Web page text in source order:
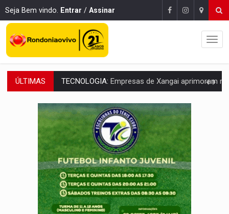
Seja Bem vindo. Entrar / Assinar
ÚLTIMAS PROTEGE A TERRA:China descobre como explodir asteroide com bomba
VÍDEO:Motociclista morre após bater na traseira de
PARECE UM NUGGET:Essa receita com frango virou o meu
EMPREENDEDORISMO:7 negócios que podem começar com pouco dinheiro e
GIGANTE DA AMÉRICA:Brasil reúne dimensão continental e posição
INDEPENDÊNCIA:10 dicas importantes para quem quer
VARCENA:Cientistas descobrem nova espécie de rã em florestas